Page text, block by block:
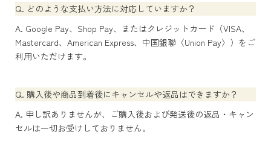
Q. どのような支払い方法に対応していますか？
A. Google Pay、Shop Pay、またはクレジットカード（VISA、
Mastercard、American Express、中国銀聯〈Union Pay〉）をご
利用いただけます。
Q. 購入後や商品到着後にキャンセルや返品はできますか？
A. 申し訳ありませんが、ご購入後および発送後の返品・キャン
セルは一切お受けしておりません。